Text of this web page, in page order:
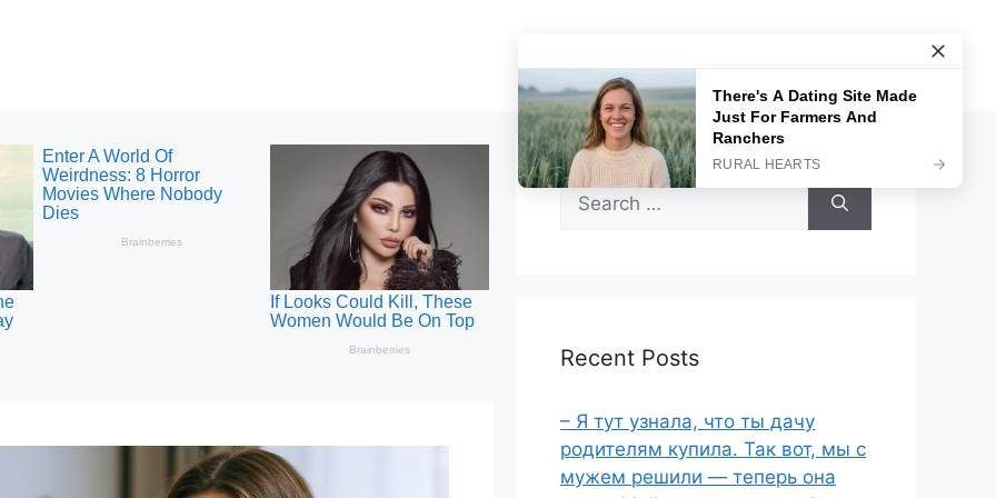
Search
for:
Recent Posts
– Я тут узнала, что ты дачу
родителям купила. Так вот, мы с
мужем решили — теперь она